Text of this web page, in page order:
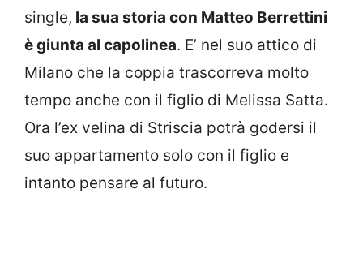
single, la sua storia con Matteo Berrettini
è giunta al capolinea. E’ nel suo attico di
Milano che la coppia trascorreva molto
tempo anche con il figlio di Melissa Satta.
Ora l’ex velina di Striscia potrà godersi il
suo appartamento solo con il figlio e
intanto pensare al futuro.